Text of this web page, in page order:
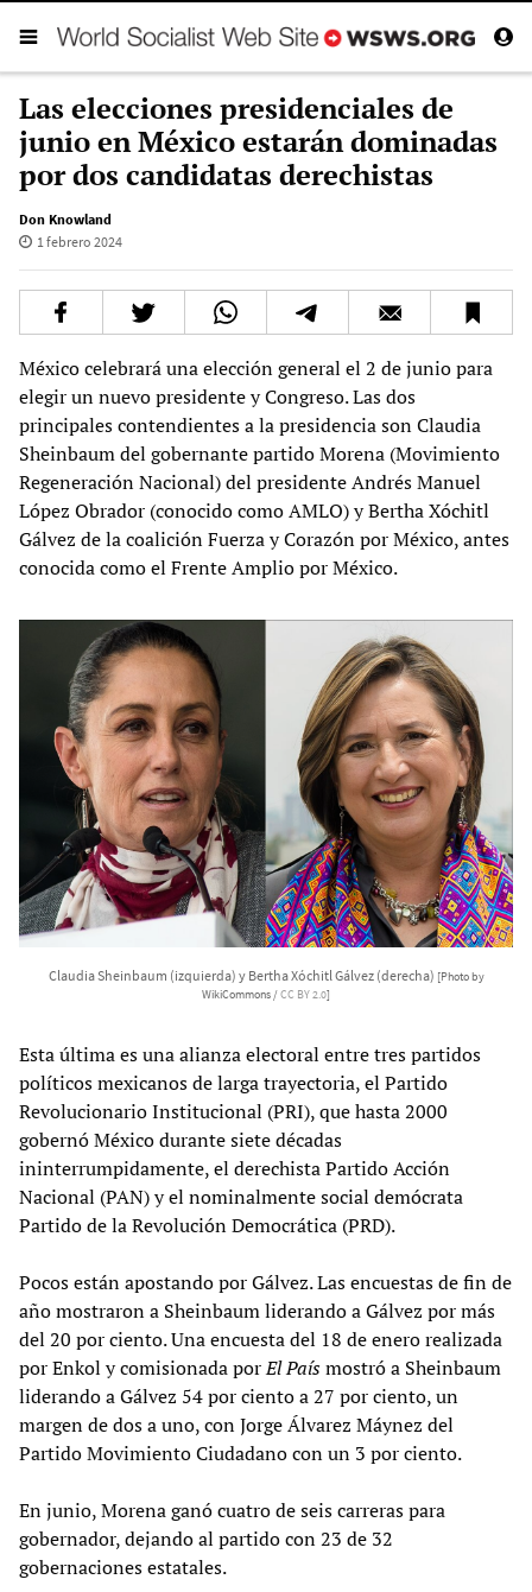
Las elecciones presidenciales de
junio en México estarán dominadas
por dos candidatas derechistas
Don Knowland
1 febrero 2024
México celebrará una elección general el 2 de junio para
elegir un nuevo presidente y Congreso. Las dos
principales contendientes a la presidencia son Claudia
Sheinbaum del gobernante partido Morena (Movimiento
Regeneración Nacional) del presidente Andrés Manuel
López Obrador (conocido como AMLO) y Bertha Xóchitl
Gálvez de la coalición Fuerza y Corazón por México, antes
conocida como el Frente Amplio por México.
Claudia Sheinbaum (izquierda) y Bertha Xóchitl Gálvez (derecha) [Photo by
WikiCommons /CC BY 2.0]
Esta última es una alianza electoral entre tres partidos
políticos mexicanos de larga trayectoria, el Partido
Revolucionario Institucional (PRI), que hasta 2000
gobernó México durante siete décadas
ininterrumpidamente, el derechista Partido Acción
Nacional (PAN) y el nominalmente social demócrata
Partido de la Revolución Democrática (PRD).
Pocos están apostando por Gálvez. Las encuestas de fin de
año mostraron a Sheinbaum liderando a Gálvez por más
del 20 por ciento. Una encuesta del 18 de enero realizada
por Enkol y comisionada porEl Paísmostró a Sheinbaum
liderando a Gálvez 54 por ciento a 27 por ciento, un
margen de dos a uno, con Jorge Álvarez Máynez del
Partido Movimiento Ciudadano con un 3 por ciento.
En junio, Morena ganó cuatro de seis carreras para
gobernador, dejando al partido con 23 de 32
gobernaciones estatales.